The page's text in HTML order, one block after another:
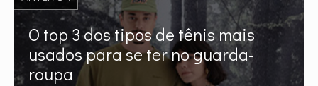
O top 3 dos tipos de tênis mais
usados para se ter no guarda-
roupa